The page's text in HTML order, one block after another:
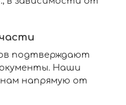
подтверждают
Наши
напрямую от